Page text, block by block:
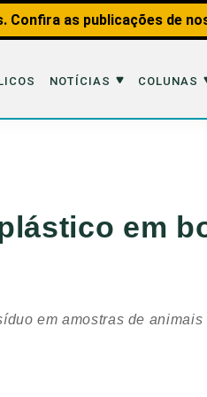
Confira as publicações de
NOTÍCIAS COLUNAS
Fatos Educação
em
em amostras de